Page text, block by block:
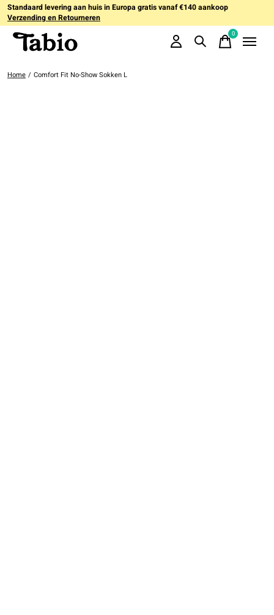
Standaard levering aan huis in Europa gratis vanaf €140 aankoop
Verzending en Retourneren
0items
Home / Comfort Fit No-Show Sokken L